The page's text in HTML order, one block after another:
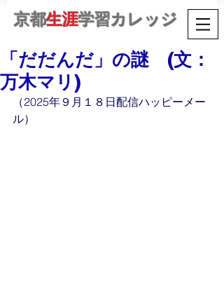
京都生涯学習カレッジ
「だだんだ」の謎 (文：
万木マリ)
（2025年９月１８日配信ハッピーメー
ル）